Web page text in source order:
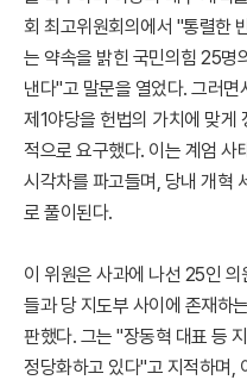
회 최고위원회의에서 "통렬한
는 약속을 밝힌 국민의힘 25명
낸다"고 말문을 열었다. 그러
제1야당을 헌법의 가치에 맞게
적으로 요구했다. 이는 계엄 사
시각차를 파고들며, 당내 개혁
로 풀이된다.
이 위원은 사과에 나선 25인 의
들과 당 지도부 사이에 존재하
판했다. 그는 "장동혁 대표 등
정당화하고 있다"고 지적하며,